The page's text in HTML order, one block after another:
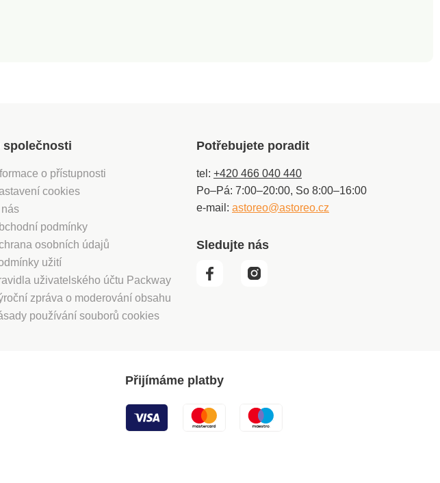
společnosti
o přístupnosti
cookies
nás
podmínky
osobních údajů
užití
uživatelského účtu Packway
zpráva o moderování obsahu
používání souborů cookies
Potřebujete poradit
tel: +420 466 040 440
Po–Pá: 7:00–20:00, So 8:00–16:00
e-mail: astoreo@astoreo.cz
Sledujte nás
Přijímáme platby